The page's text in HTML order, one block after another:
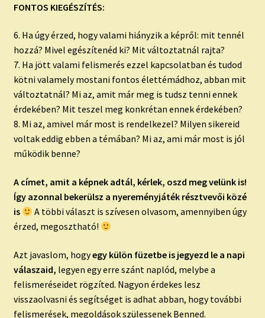
FONTOS KIEGÉSZÍTÉS:
6. Ha úgy érzed, hogy valami hiányzik a képről: mit tennél
hozzá? Mivel egészítenéd ki? Mit változtatnál rajta?
7. Ha jött valami felismerés ezzel kapcsolatban és tudod
kötni valamely mostani fontos élettémádhoz, abban mit
változtatnál? Mi az, amit már meg is tudsz tenni ennek
érdekében? Mit teszel meg konkrétan ennek érdekében?
8. Mi az, amivel már most is rendelkezel? Milyen sikereid
voltak eddig ebben a témában? Mi az, ami már most is jól
működik benne?
A címet, amit a képnek adtál, kérlek, oszd meg velünk is!
Így azonnal bekerülsz a nyereményjáték résztvevői közé
is
A többi választ is szívesen olvasom, amennyiben úgy
érzed, megosztható!
Azt javaslom, hogyegy külön füzetbe is jegyezd le a napi
válaszaid, legyen egy erre szánt naplód, melybe a
felismeréseidet rögzíted. Nagyon érdekes lesz
visszaolvasni és segítséget is adhat abban, hogy további
felismerések, megoldások szülessenek Benned.